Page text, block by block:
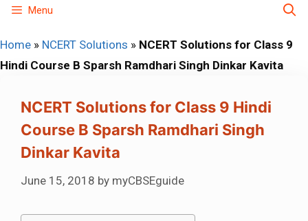
Skip
content
Menu
Home » NCERT Solutions » NCERT Solutions for Class 9
Hindi Course B Sparsh Ramdhari Singh Dinkar Kavita
NCERT Solutions for Class 9 Hindi
Course B Sparsh Ramdhari Singh
Dinkar Kavita
June 15, 2018 by myCBSEguide